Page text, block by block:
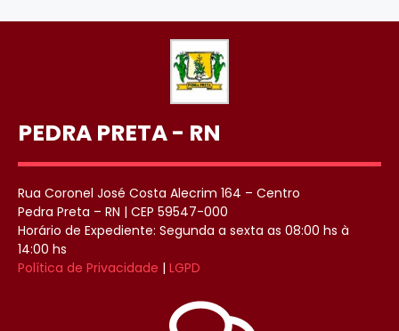
PEDRA PRETA - RN
Rua Coronel José Costa Alecrim 164 – Centro
Pedra Preta – RN | CEP 59547-000
Horário de Expediente: Segunda a sexta as 08:00 hs à
14:00 hs
Política de Privacidade | LGPD